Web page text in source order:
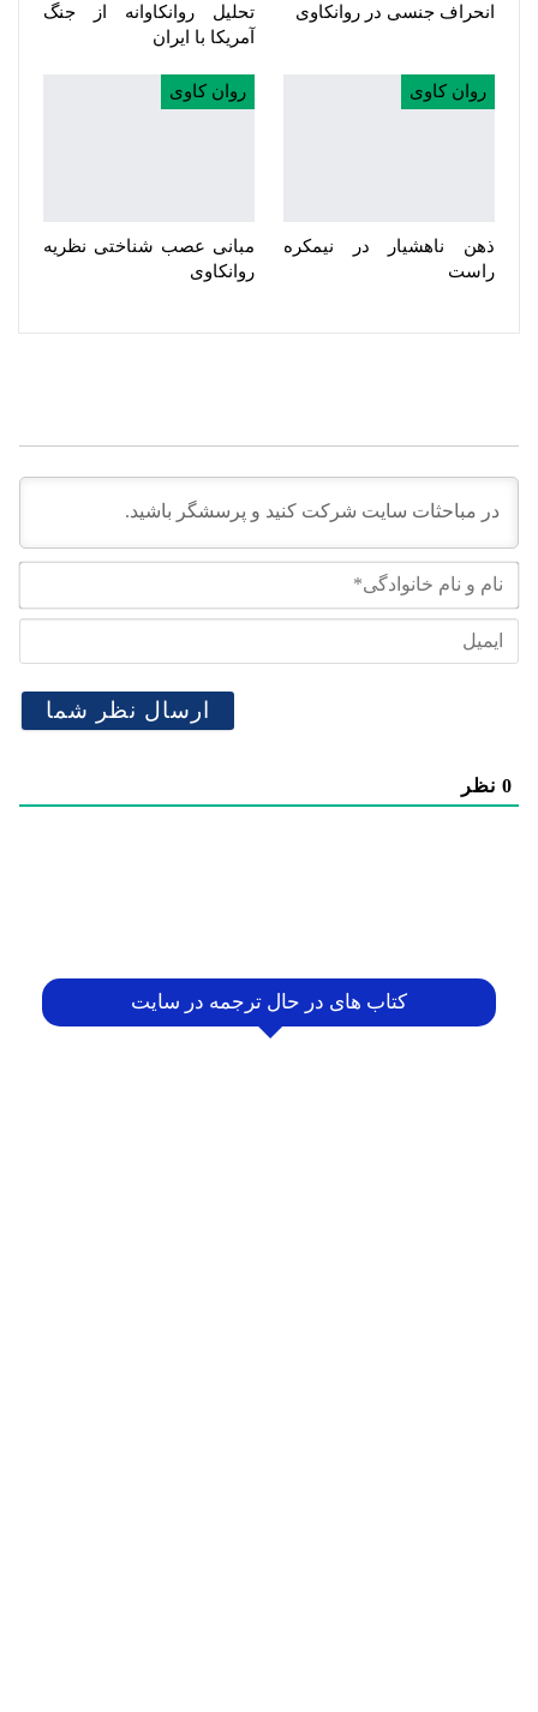
انحراف جنسی در روانکاوی
تحلیل روانکاوانه از جنگ
آمریکا با ایران
روان کاوی
ذهن ناهشیار در نیمکره
راست
روان کاوی
مبانی عصب شناختی نظریه
روانکاوی
نام
0 نظر
کتاب های در حال ترجمه در سایت